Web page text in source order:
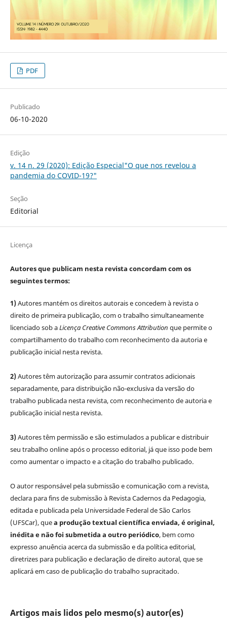
PDF
Publicado
06-10-2020
Edição
v. 14 n. 29 (2020): Edição Especial"O que nos revelou a
pandemia do COVID-19?"
Seção
Editorial
Licença
Autores que publicam nesta revista concordam com os
seguintes termos:
1)Autores mantém os direitos autorais e concedem à revista o
direito de primeira publicação, com o trabalho simultaneamente
licenciado sob aLicença Creative Commons Attribution que permite o
compartilhamento do trabalho com reconhecimento da autoria e
publicação inicial nesta revista.
2)Autores têm autorização para assumir contratos adicionais
separadamente, para distribuição não-exclusiva da versão do
trabalho publicada nesta revista, com reconhecimento de autoria e
publicação inicial nesta revista.
3)Autores têm permissão e são estimulados a publicar e distribuir
seu trabalho online após o processo editorial, já que isso pode bem
como aumentar o impacto e a citação do trabalho publicado.
O autor responsável pela submissão e comunicação com a revista,
declara para fins de submissão à Revista Cadernos da Pedagogia,
editada e publicada pela Universidade Federal de São Carlos
(UFSCar), quea produção textual científica enviada, é original,
inédita e não foi submetida a outro periódico, bem como
expresso anuência acerca da submissão e da política editorial,
diretrizes para publicação e declaração de direito autoral, que se
aplicará em caso de publicação do trabalho supracitado.
Artigos mais lidos pelo mesmo(s) autor(es)